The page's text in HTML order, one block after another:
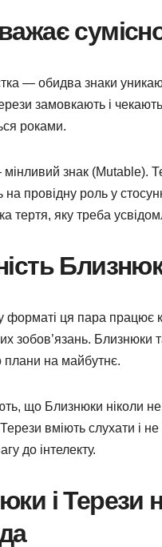
— обидва знаки
замовкають і
роками.
знак (Mutable).
на провідну роль у
тертя, яку треба
ця пара працює
зобов’язань. Близнюки
плани на майбутнє.
що Близнюки ніколи
вміють слухати і
до інтелекту.
і Терези